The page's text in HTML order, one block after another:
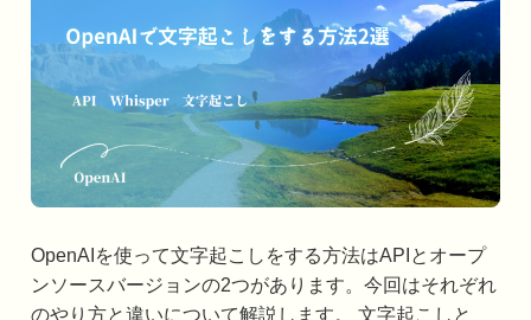
OpenAIを使って文字起こしをする方法はAPIとオープ
ンソースバージョンの2つがあります。今回はそれぞれ
のやり方と違いについて解説します。 文字起こしと